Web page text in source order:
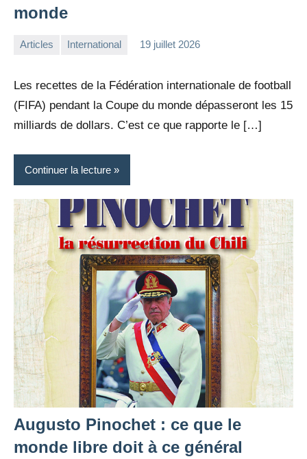
monde
Articles International 19 juillet 2026
Les recettes de la Fédération internationale de football
(FIFA) pendant la Coupe du monde dépasseront les 15
milliards de dollars. C’est ce que rapporte le […]
Continuer la lecture
Augusto Pinochet : ce que le
monde libre doit à ce général